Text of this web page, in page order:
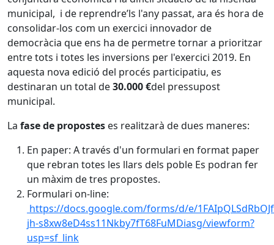
municipal, i de reprendre’ls l'any passat, ara és hora de
consolidar-los com un exercici innovador de
democràcia que ens ha de permetre tornar a prioritzar
entre tots i totes les inversions per l'exercici 2019. En
aquesta nova edició del procés participatiu, es
destinaran un total de30.000 €del pressupost
municipal.
La fase de propostes es realitzarà de dues maneres:
En paper: A través d'un formulari en format paper
que rebran totes les llars dels poble Es podran fer
un màxim de tres propostes.
Formulari on-line:
https://docs.google.com/forms/d/e/
jh-s8xw8eD4ss11Nkby7fT68FuMDiasg/viewform?
usp=sf_link